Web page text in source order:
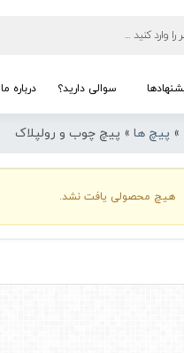
سوالی دارید؟ درباره ما
» پیچ ها» پیچ چوب و رولپلاک
هیچ محصولی یافت نشد.